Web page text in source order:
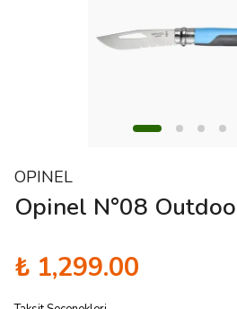
OPINEL
Opinel N°08
₺ 1,299.00